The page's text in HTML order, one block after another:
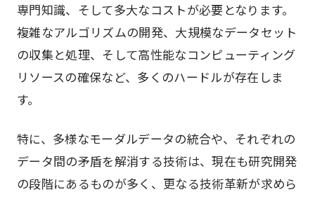
専門知識、そして多大なコストが必要となります。
複雑なアルゴリズムの開発、大規模なデータセット
の収集と処理、そして高性能なコンピューティング
リソースの確保など、多くのハードルが存在しま
す。
特に、多様なモーダルデータの統合や、それぞれの
データ間の矛盾を解消する技術は、現在も研究開発
の段階にあるものが多く、更なる技術革新が求めら